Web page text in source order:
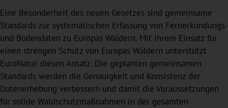
Eine Besonderheit des neuen Gesetzes sind gemeinsame
Standards zur systematischen Erfassung von Fernerkundungs-
und Bodendaten zu Europas Wäldern. Mit ihrem Einsatz für
einen strengen Schutz von Europas Wäldern unterstützt
EuroNatur diesen Ansatz. Die geplanten gemeinsamen
Standards werden die Genauigkeit und Konsistenz der
Datenerhebung verbessern und damit die Voraussetzungen
für solide Waldschutzmaßnahmen in der gesamten